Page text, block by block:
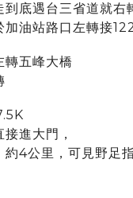
到底遇台三省道就右
油站路口左轉接
五峰大橋
進大門，
約4公里，可見野足